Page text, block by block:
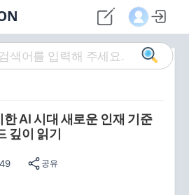
AI 시대 새로운 인재 기준
깊이 읽기
49 공유